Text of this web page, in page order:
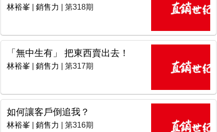
林裕峯 銷售力 | 第318期
「無中生有」 把東西賣出去！
林裕峯 銷售力 | 第317期
如何讓客戶倒追我？
林裕峯 銷售力 | 第316期